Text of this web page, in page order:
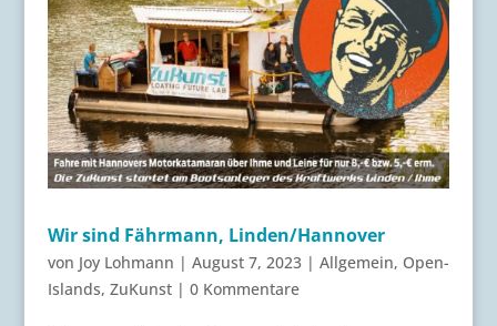
Wir sind Fährmann, Linden/Hannover
von Joy Lohmann | August 7, 2023| Allgemein, Open-
Islands, ZuKunst| 0 Kommentare